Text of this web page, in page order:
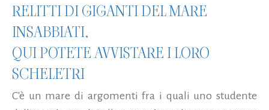
RELITTI DI GIGANTI DEL MARE
INSABBIATI,
QUI POTETE AVVISTARE I LORO
SCHELETRI
C'è un mare di argomenti fra i quali uno studente